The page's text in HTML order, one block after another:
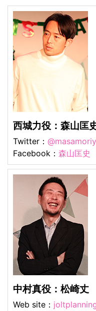
西城力役：森山匡
Twitter：
Facebook： 森山匡史
中村真役：松崎丈
Web site：